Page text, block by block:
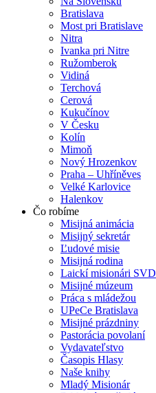
Bratislava
Most pri Bratislave
Nitra
Ivanka pri Nitre
Ružomberok
Vidiná
Terchová
Cerová
Kukučínov
V Česku
Kolín
Mimoň
Nový Hrozenkov
Praha – Uhříněves
Velké Karlovice
Halenkov
Čo robíme
Misijná animácia
Misijný sekretár
Ľudové misie
Misijná rodina
Laickí misionári SVD
Misijné múzeum
Práca s mládežou
UPeCe Bratislava
Misijné prázdniny
Pastorácia povolaní
Vydavateľstvo
Časopis Hlasy
Naše knihy
Mladý Misionár